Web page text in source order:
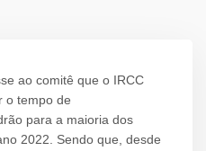
ao comitê que o IRCC
o tempo de
para a maioria dos
2022. Sendo que, desde